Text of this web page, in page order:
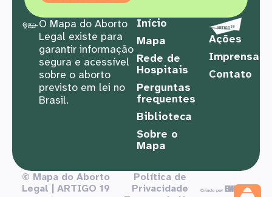
O Mapa do Aborto
Legal existe para
garantir informação
segura e acessível
sobre o aborto
previsto em lei no
Brasil.
Início
Mapa
Rede de
Hospitais
Perguntas
frequentes
Biblioteca
Sobre o
Mapa
Ações
Imprensa
Contato
© Mapa do Aborto
Legal | ARTIGO 19
Política de
Privacidade